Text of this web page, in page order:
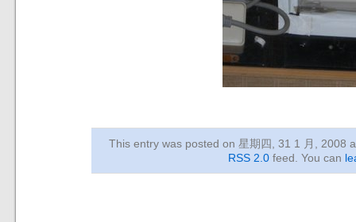
This entry was posted on 星期四, 31 1 月, 2008
RSS 2.0feed. You can